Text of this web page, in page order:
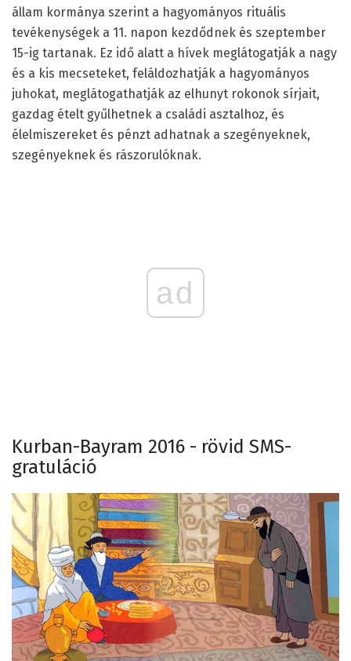
állam kormánya szerint a hagyományos rituális
tevékenységek a 11. napon kezdődnek és szeptember
15-ig tartanak. Ez idő alatt a hívek meglátogatják a nagy
és a kis mecseteket, feláldozhatják a hagyományos
juhokat, meglátogathatják az elhunyt rokonok sírjait,
gazdag ételt gyűlhetnek a családi asztalhoz, és
élelmiszereket és pénzt adhatnak a szegényeknek,
szegényeknek és rászorulóknak.
ad
Kurban-Bayram 2016 - rövid SMS-
gratuláció